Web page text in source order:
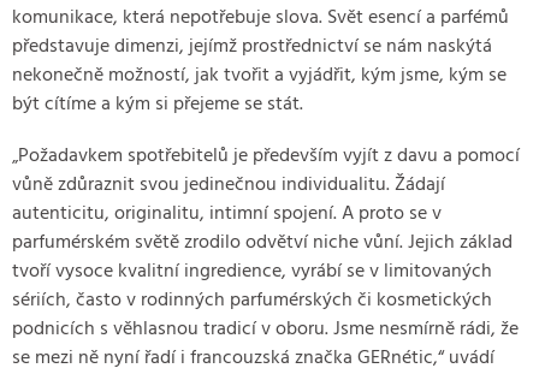
komunikace, která nepotřebuje slova. Svět esencí a parfémů
představuje dimenzi, jejímž prostřednictví se nám naskýtá
nekonečně možností, jak tvořit a vyjádřit, kým jsme, kým se
být cítíme a kým si přejeme se stát.
„Požadavkem spotřebitelů je především vyjít z davu a pomocí
vůně zdůraznit svou jedinečnou individualitu. Žádají
autenticitu, originalitu, intimní spojení. A proto se v
parfumérském světě zrodilo odvětví niche vůní. Jejich základ
tvoří vysoce kvalitní ingredience, vyrábí se v limitovaných
sériích, často v rodinných parfumérských či kosmetických
podnicích s věhlasnou tradicí v oboru. Jsme nesmírně rádi, že
se mezi ně nyní řadí i francouzská značka GERnétic,“ uvádí